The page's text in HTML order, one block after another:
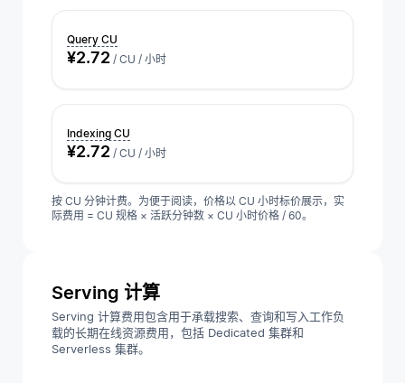
Query CU
¥2.72 / CU / 小时
Indexing CU
¥2.72 / CU / 小时
按 CU 分钟计费。为便于阅读，价格以 CU 小时标价展示，实
际费用 = CU 规格 × 活跃分钟数 × CU 小时价格 / 60。
Serving 计算
Serving 计算费用包含用于承载搜索、查询和写入工作负
载的长期在线资源费用，包括 Dedicated 集群和
Serverless 集群。